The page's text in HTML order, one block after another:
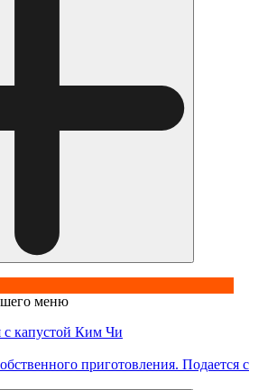
меню
с капустой Ким Чи
приготовления. Подается с